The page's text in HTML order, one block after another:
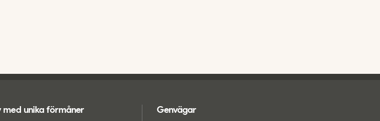
med unika förmåner Genvägar